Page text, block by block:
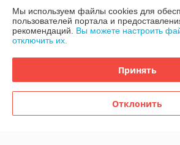
Доставка и оплата
График работы
Политика обработки cookies
Мы используем файлы cookies для
пользователей портала и
рекомендаций. Вы можете настроить
отключить их.
Принять
Отклонить